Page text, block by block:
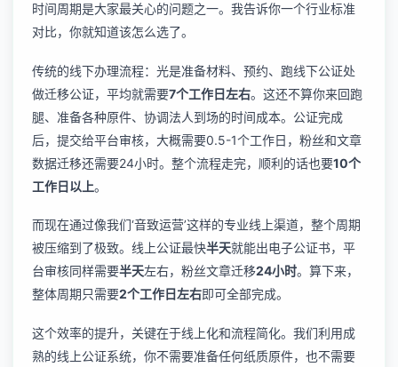
时间周期是大家最关心的问题之一。我告诉你一个行业标准
对比，你就知道该怎么选了。
传统的线下办理流程：光是准备材料、预约、跑线下公证处
做迁移公证，平均就需要7个工作日左右。这还不算你来回跑
腿、准备各种原件、协调法人到场的时间成本。公证完成
后，提交给平台审核，大概需要0.5-1个工作日，粉丝和文章
数据迁移还需要24小时。整个流程走完，顺利的话也要10个
工作日以上。
而现在通过像我们‘音致运营’这样的专业线上渠道，整个周期
被压缩到了极致。线上公证最快半天就能出电子公证书，平
台审核同样需要半天左右，粉丝文章迁移24小时。算下来，
整体周期只需要2个工作日左右即可全部完成。
这个效率的提升，关键在于线上化和流程简化。我们利用成
熟的线上公证系统，你不需要准备任何纸质原件，也不需要